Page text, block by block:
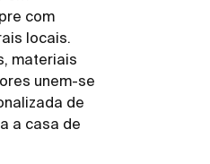
com
locais.
materiais
unem-se
de
a casa de